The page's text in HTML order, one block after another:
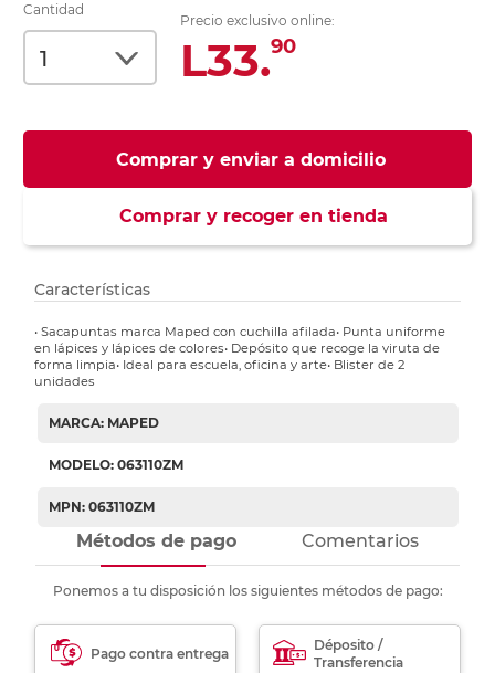
Cantidad
Precio exclusivo online:
L33.90
Comprar y enviar a domicilio
Comprar y recoger en tienda
Características
• Sacapuntas marca Maped con cuchilla afilada• Punta uniforme
en lápices y lápices de colores• Depósito que recoge la viruta de
forma limpia• Ideal para escuela, oficina y arte• Blister de 2
unidades
MARCA: MAPED
MODELO: 063110ZM
MPN: 063110ZM
Métodos de pago Comentarios
Ponemos a tu disposición los siguientes métodos de pago:
Pago contra entrega
Déposito /
Transferencia